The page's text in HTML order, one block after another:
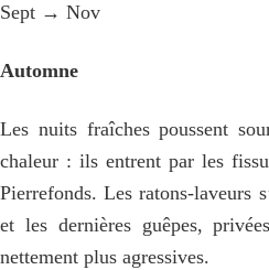
Sept → Nov
Automne
Les nuits fraîches poussent
chaleur : ils entrent par les
Pierrefonds. Les ratons-laveurs
et les dernières guêpes,
nettement plus agressives.